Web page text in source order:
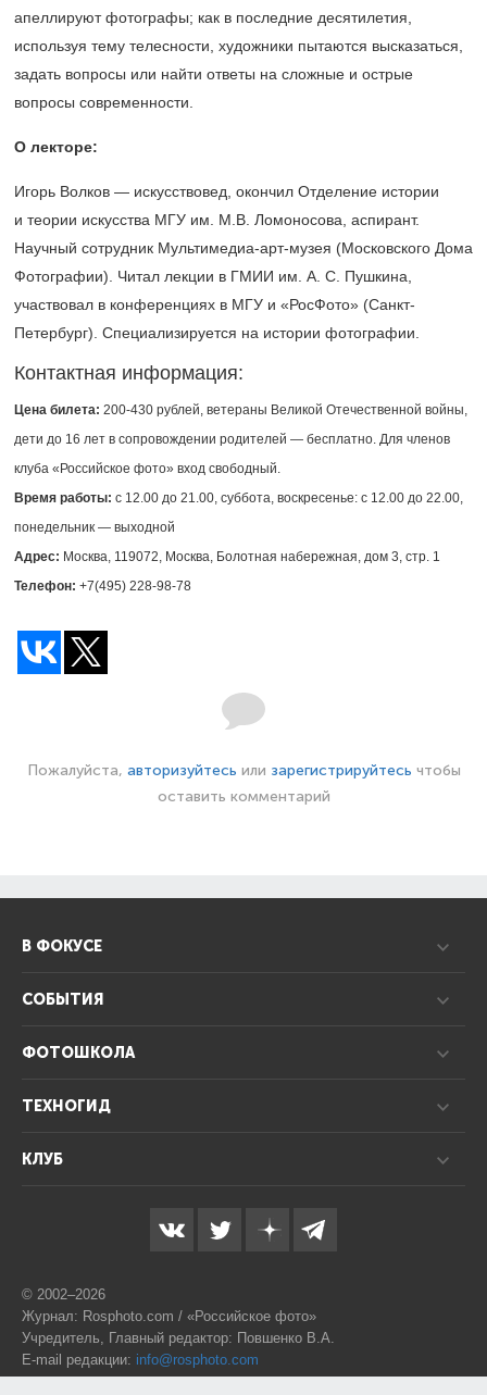
апеллируют фотографы; как в последние десятилетия,
используя тему телесности, художники пытаются высказаться,
задать вопросы или найти ответы на сложные и острые
вопросы современности.
О лекторе:
Игорь Волков — искусствовед, окончил Отделение истории
и теории искусства МГУ им. М.В. Ломоносова, аспирант.
Научный сотрудник Мультимедиа-арт-музея (Московского Дома
Фотографии). Читал лекции в ГМИИ им. А. С. Пушкина,
участвовал в конференциях в МГУ и «РосФото» (Санкт-
Петербург). Специализируется на истории фотографии.
Контактная информация:
Цена билета: 200-430 рублей, ветераны Великой Отечественной войны,
дети до 16 лет в сопровождении родителей — бесплатно. Для членов
клуба «Российское фото» вход свободный.
Время работы: с 12.00 до 21.00, суббота, воскресенье: с 12.00 до 22.00,
понедельник — выходной
Адрес: Москва, 119072, Москва, Болотная набережная, дом 3, стр. 1
Телефон: +7(495) 228-98-78
Пожалуйста, авторизуйтесь или зарегистрируйтесь чтобы
оставить комментарий
В ФОКУСЕ
СОБЫТИЯ
ФОТОШКОЛА
ТЕХНОГИД
КЛУБ
© 2002–2026
Журнал: Rosphoto.com / «Российское фото»
Учредитель, Главный редактор: Повшенко В.А.
E-mail редакции: info@rosphoto.com